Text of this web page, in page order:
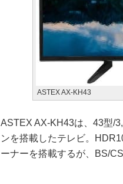
ASTEX AX-KH43
ASTEX AX-KH43は、43型/
ンを搭載したテレビ。
ーナーを搭載するが、BS/